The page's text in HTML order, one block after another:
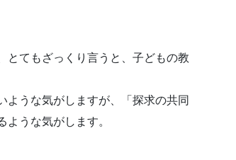
とてもざっくり言うと、子どもの教
ような気がしますが、「探求の共同
うな気がします。